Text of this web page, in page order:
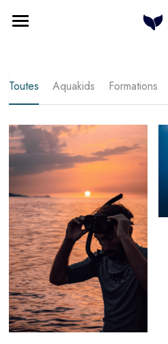
Cours à la carte
Formations
Qui sommes nous
Plongée & Baleines
Contact
Rechercher
Français
Français
English
Toutes Aquakids Formations